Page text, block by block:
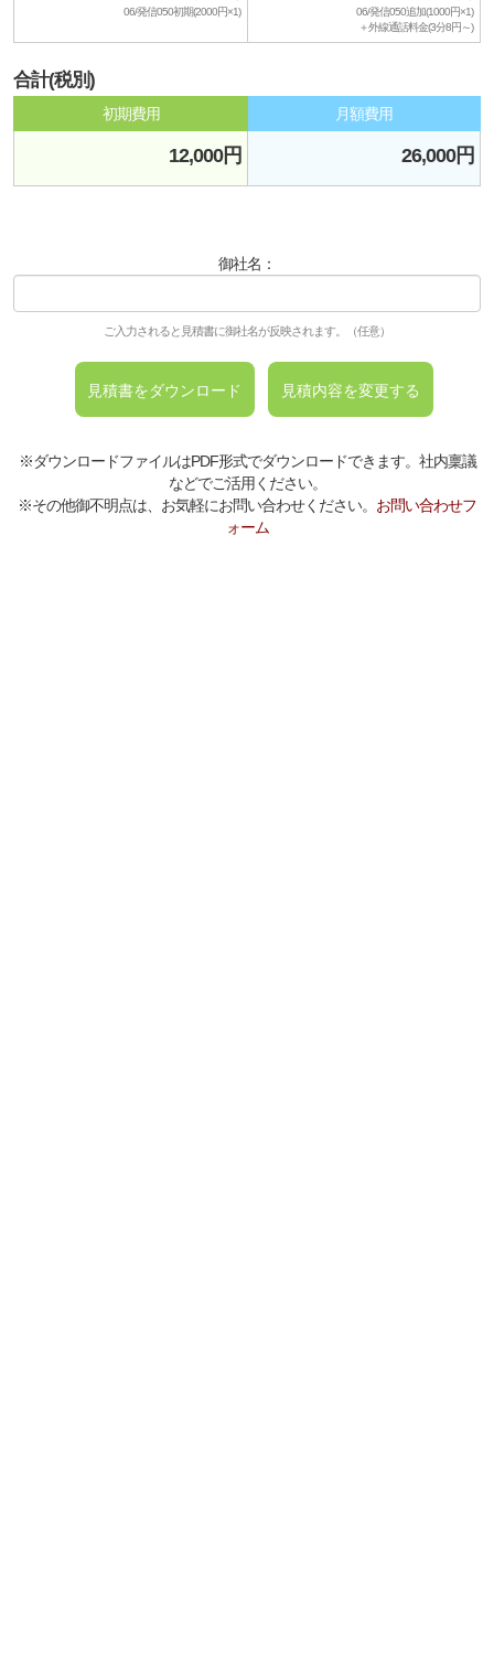
06/発信050初期(2000円×1)
06/発信050追加(1000円×1)
＋外線通話料金(3分8円～)
合計(税別)
初期費用 月額費用
12,000円 26,000円
御社名：
ご入力されると見積書に御社名が反映されます。（任意）
※ダウンロードファイルはPDF形式でダウンロードできます。社内稟議
などでご活用ください。
※その他御不明点は、お気軽にお問い合わせください。 お問い合わせフ
ォーム